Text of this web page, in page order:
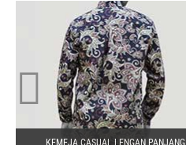
KEMEJA CASUAL LENGAN PANJANG